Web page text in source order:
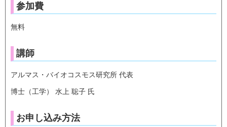
参加費
無料
講師
アルマス・バイオコスモス研究所 代表
博士（工学） 水上 聡子 氏
お申し込み方法